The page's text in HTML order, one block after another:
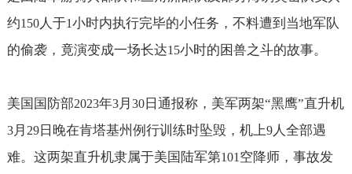
约150人于1小时内执行完毕的小任务，不料遭到当地军队
的偷袭，竟演变成一场长达15小时的困兽之斗的故事。
美国国防部2023年3月 30日通报称，美军两架“黑鹰”直升机
3月 29日晚在肯塔基州例行训练时坠毁，机上9人全部遇
难。这两架直升机隶属于美国陆军第101 空降师，事故发